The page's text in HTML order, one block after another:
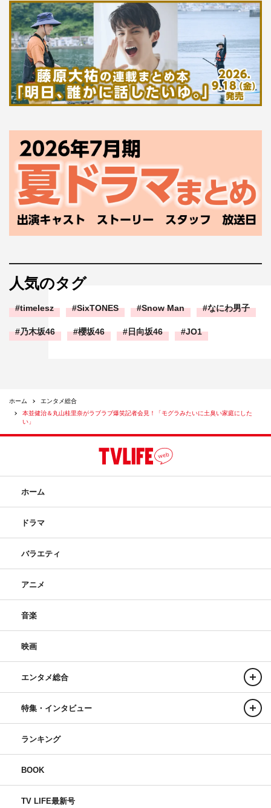
人気のタグ
timelesz SixTONES Snow Man なにわ男子
乃木坂46 櫻坂46 日向坂46 JO1
ホーム
エンタメ総合
本並健治＆丸山桂里奈がラブラブ爆笑記者会見！「モグラみたいに土臭い家庭にした
い」
ホーム
ドラマ
バラエティ
アニメ
音楽
映画
エンタメ総合
特集・インタビュー
ランキング
BOOK
TV LIFE最新号